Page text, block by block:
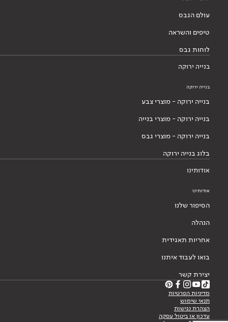
עולם הגבס
טיפים והשראה
לוחות גבס
בנייה ירוקה
בנייה ירוקה
בנייה ירוקה - מוצרי צבע
בנייה ירוקה - מוצרי בנייה
בנייה ירוקה - מוצרי גבס
בלוג בנייה ירוקה
אודותינו
אודותינו
הסיפור שלנו
הנהלה
אחריות תאגידית
בואו לעבוד איתנו
יצירת קשר
מדיניות הפרטיות
תנאי שימוש
הצהרת נגישות
עדכון או ביטול עסקה